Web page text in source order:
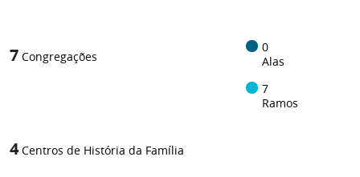
7 Congregações
0
Alas
7
Ramos
4 Centros de História da Família